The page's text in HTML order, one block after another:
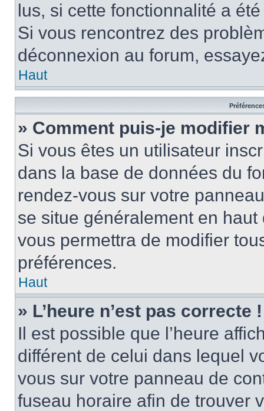
lus, si cette fonctionnalité a
Si vous rencontrez des
déconnexion au forum,
Haut
» Comment puis-je modifier
Si vous êtes un utilisateur
dans la base de données du
rendez-vous sur votre
se situe généralement en
vous permettra de modifier
préférences.
Haut
» L’heure n’est pas correcte !
Il est possible que l’heure
différent de celui dans lequel
vous sur votre panneau de
fuseau horaire afin de trouver